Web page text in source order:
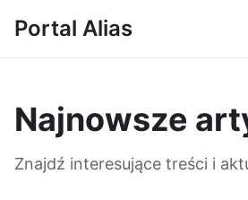
Portal Alias
Najnowsze
Znajdź interesujące treści i